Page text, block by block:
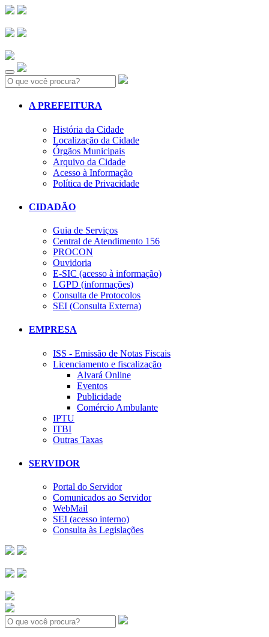
Search:
A PREFEITURA
História da Cidade
Localização da Cidade
Órgãos Municipais
Arquivo da Cidade
Acesso à Informação
Política de Privacidade
CIDADÃO
Guia de Serviços
Central de Atendimento 156
PROCON
Ouvidoria
E-SIC (acesso à informação)
LGPD (informações)
Consulta de Protocolos
SEI (Consulta Externa)
EMPRESA
ISS - Emissão de Notas Fiscais
Licenciamento e fiscalização
Alvará Online
Eventos
Publicidade
Comércio Ambulante
IPTU
ITBI
Outras Taxas
SERVIDOR
Portal do Servidor
Comunicados ao Servidor
WebMail
SEI (acesso interno)
Consulta às Legislações
Search: